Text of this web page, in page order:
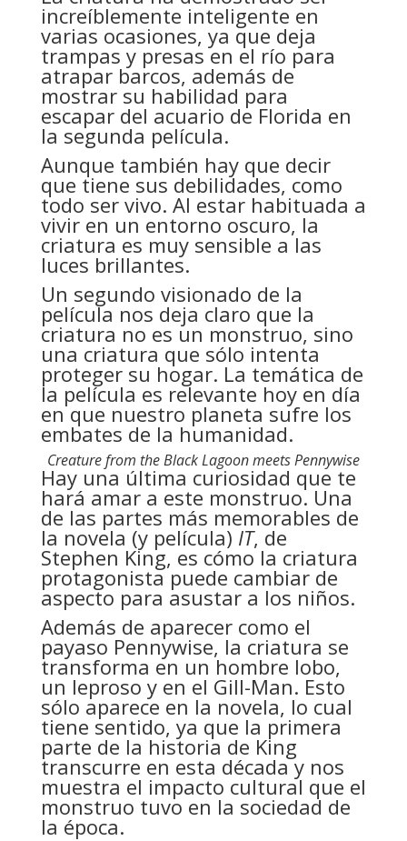
increíblemente inteligente en
varias ocasiones, ya que deja
trampas y presas en el río para
atrapar barcos, además de
mostrar su habilidad para
escapar del acuario de Florida en
la segunda película.
Aunque también hay que decir
que tiene sus debilidades, como
todo ser vivo. Al estar habituada a
vivir en un entorno oscuro, la
criatura es muy sensible a las
luces brillantes.
Un segundo visionado de la
película nos deja claro que la
criatura no es un monstruo, sino
una criatura que sólo intenta
proteger su hogar. La temática de
la película es relevante hoy en día
en que nuestro planeta sufre los
embates de la humanidad.
Creature from the Black Lagoon meets Pennywise
Hay una última curiosidad que te
hará amar a este monstruo. Una
de las partes más memorables de
la novela (y película) IT, de
Stephen King, es cómo la criatura
protagonista puede cambiar de
aspecto para asustar a los niños.
Además de aparecer como el
payaso Pennywise, la criatura se
transforma en un hombre lobo,
un leproso y en el Gill-Man. Esto
sólo aparece en la novela, lo cual
tiene sentido, ya que la primera
parte de la historia de King
transcurre en esta década y nos
muestra el impacto cultural que el
monstruo tuvo en la sociedad de
la época.